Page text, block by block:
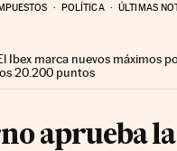
POLÍTICA ÚLTIMAS
Ibex marca nuevos máximos
20.200 puntos
aprueba la